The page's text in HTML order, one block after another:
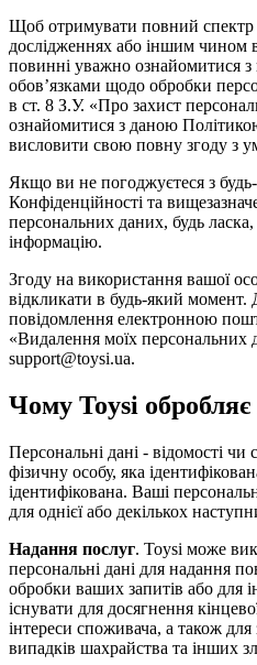
Щоб отримувати повний спектр
дослідженнях або іншим чином
повинні уважно ознайомитися
обов’язками щодо обробки
в ст. 8 З.У. «Про захист
ознайомитися з даною
висловити свою повну згоду з
Якщо ви не погоджуєтеся з
Конфіденційності та
персональних даних, будь
інформацію.
Згоду на використання вашої
відкликати в будь-який момент.
повідомлення електронною
«Видалення моїх персональних
support@toysi.ua.
Чому Toysi обробляє
Персональні дані - відомості чи
фізичну особу, яка
ідентифікована. Ваші
для однієї або декількох
Надання послуг. Toysi може
персональні дані для надання
обробки ваших запитів або для
існувати для досягнення
інтереси споживача, а також для
випадків шахрайства та інших